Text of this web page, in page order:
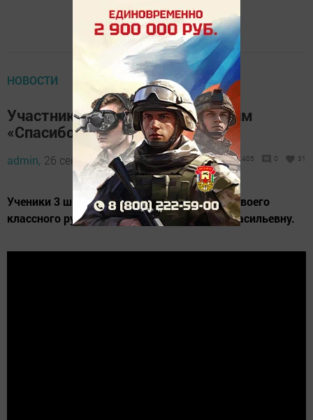
НОВОСТИ
Участники конкурса «Мы говорим
«Спасибо» вам, учителя!»
admin, 26 сентября 2019 - 10:00 1405 0 31
Ученики 3 школы 5 В класса поздравляют своего
классного руководителя Романову Ирину Васильевну.